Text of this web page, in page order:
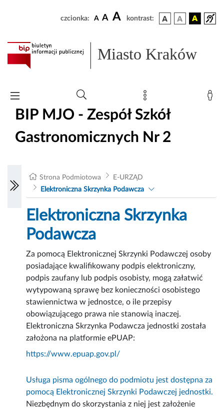
czcionka: A A A kontrast:
Miasto Kraków
BIP MJO - Zespół Szkół
Gastronomicznych Nr 2
Strona Podmiotowa
E-URZĄD
Elektroniczna Skrzynka Podawcza
Elektroniczna Skrzynka
Podawcza
Za pomocą Elektronicznej Skrzynki Podawczej osoby
posiadające kwalifikowany podpis elektroniczny,
podpis zaufany lub podpis osobisty, mogą załatwić
wytypowaną sprawę bez konieczności osobistego
stawiennictwa w jednostce, o ile przepisy
obowiązującego prawa nie stanowią inaczej.
Elektroniczna Skrzynka Podawcza jednostki została
założona na platformie ePUAP:
https://www.epuap.gov.pl/
Usługa pisma ogólnego do podmiotu jest dostępna za
pomocą Elektronicznej Skrzynki Podawczej jednostki.
Niezbędnym do skorzystania z niej jest założenie